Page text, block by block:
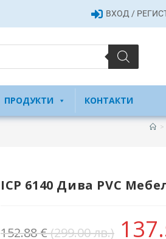
ВХОД /
ПРОДУКТИ КОНТАКТИ
>
ICP 6140 Дива PVC
152.88€(299.00 лв.)